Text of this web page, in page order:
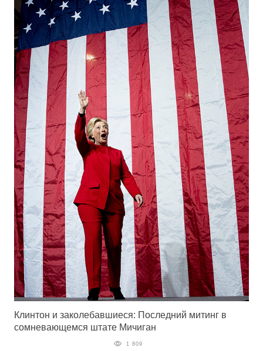
Клинтон и заколебавшиеся: Последний митинг в
сомневающемся штате Мичиган
1 809